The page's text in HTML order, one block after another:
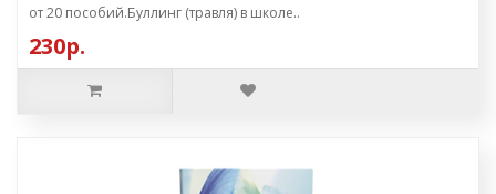
от 20 пособий.Буллинг (травля) в школе..
230р.